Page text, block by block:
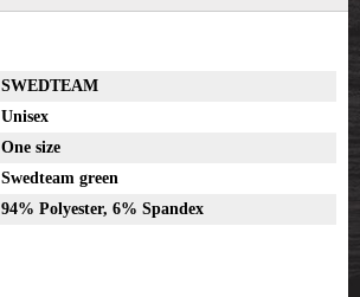
SWEDTEAM
Unisex
One size
Swedteam green
94% Polyester, 6% Spandex